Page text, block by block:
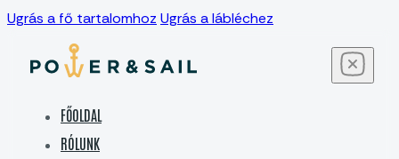
Ugrás a fő tartalomhoz Ugrás a lábléchez
FŐOLDAL
RÓLUNK